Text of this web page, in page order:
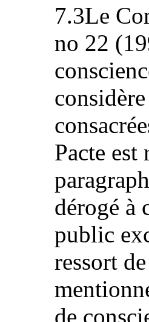
7.3Le
no 22
Pacte est
dérogé à
public
ressort
de